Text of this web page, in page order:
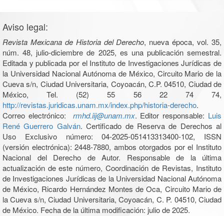
Aviso legal:
Revista Mexicana de Historia del Derecho, nueva época, vol. 35,
núm. 48, julio-diciembre de 2025, es una publicación semestral.
Editada y publicada por el Instituto de Investigaciones Jurídicas de
la Universidad Nacional Autónoma de México, Circuito Mario de la
Cueva s/n, Ciudad Universitaria, Coyoacán, C.P. 04510, Ciudad de
México, Tel. (52) 55 56 22 74 74,
http://revistas.juridicas.unam.mx/index.php/historia-derecho.
Correo electrónico:
rmhd.iij@unam.mx. Editor responsable: Luis
René Guerrero Galván. Certificado de Reserva de Derechos al
Uso Exclusivo número: 04-2025-051413313400-102, ISSN
(versión electrónica): 2448-7880, ambos otorgados por el Instituto
Nacional del Derecho de Autor. Responsable de la última
actualización de este número, Coordinación de Revistas, Instituto
de Investigaciones Jurídicas de la Universidad Nacional Autónoma
de México, Ricardo Hernández Montes de Oca, Circuito Mario de
la Cueva s/n, Ciudad Universitaria, Coyoacán, C. P. 04510, Ciudad
de México. Fecha de la última modificación: julio de 2025.